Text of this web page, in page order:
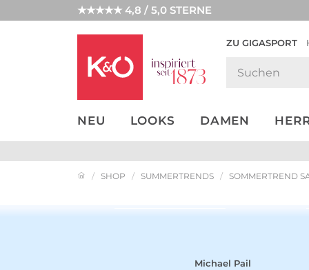
★★★★★ 4,8 / 5,0 STERNE
ZU GIGASPORT
NEU LOOKS DAMEN
NEW IN
WEDDING
SHOP SUMMERTRENDS SOMMERTREND
Michael Pail